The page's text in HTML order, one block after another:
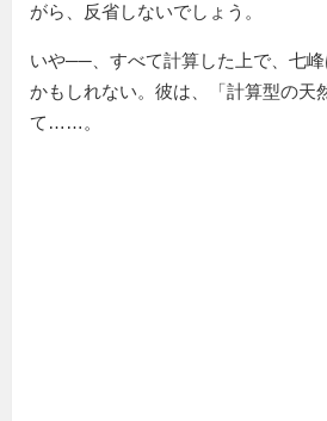
がら、反省しないでしょう。
いや──、すべて計算した上で、七
かもしれない。彼は、「計算型の天
て……。